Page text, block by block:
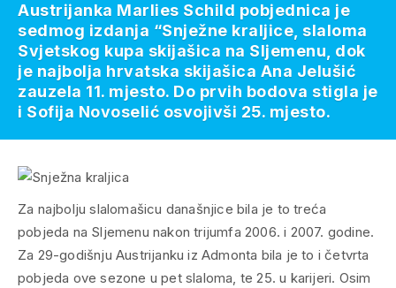
Za najbolju slalomašicu današnjice bila je to treća
pobjeda na Sljemenu nakon trijumfa 2006. i 2007. godine.
Za 29-godišnju Austrijanku iz Admonta bila je to i četvrta
pobjeda ove sezone u pet slaloma, te 25. u karijeri. Osim
Austrijanka Marlies Schild pobjednica je
sedmog izdanja “Snježne kraljice, slaloma
Svjetskog kupa skijašica na Sljemenu, dok
je najbolja hrvatska skijašica Ana Jelušić
zauzela 11. mjesto. Do prvih bodova stigla je
i Sofija Novoselić osvojivši 25. mjesto.